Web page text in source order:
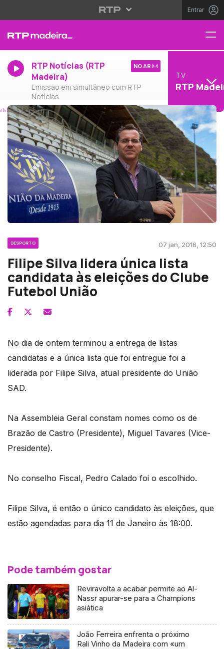
Entrar
RTP Notícias (RTP
Madeira)
Emissão em simultâneo com RTP
Notícias
NO AR
TV
RTP
DESPORTO 07 jan, 2016, 12:50
Filipe Silva lidera única lista
candidata às eleições do Clube
Futebol União
No dia de ontem terminou a entrega de listas
candidatas e a única lista que foi entregue foi a
liderada por Filipe Silva, atual presidente do União
SAD.
Na Assembleia Geral constam nomes como os de
Brazão de Castro (Presidente), Miguel Tavares (Vice-
Presidente).
No conselho Fiscal, Pedro Calado foi o escolhido.
Filipe Silva, é então o único candidato às eleições, que
estão agendadas para dia 11 de Janeiro às 18:00.
Pode também gostar
Reviravolta a acabar permite ao Al-
Nassr apurar-se para a Champions
asiática
João Ferreira enfrenta o próximo
Rali Vinho da Madeira com «um